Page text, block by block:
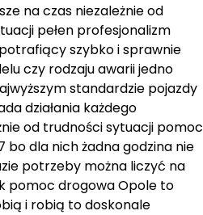
na czas niezależnie od
pełen profesjonalizm
szybko i sprawnie
czy rodzaju awarii jedno
standardzie pojazdy
działania każdego
od trudności sytuacji pomoc
dla nich żadna godzina nie
potrzeby można liczyć na
pomoc drogowa Opole to
i robią to doskonale